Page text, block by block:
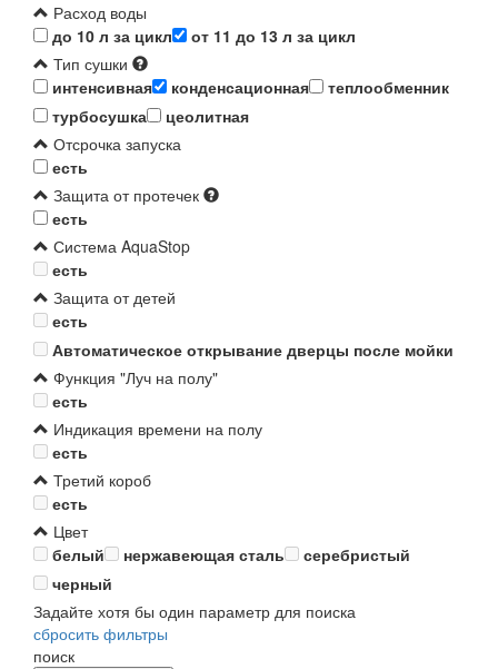
Расход воды
до 10 л за цикл
от 11 до 13 л за цикл
Тип сушки
интенсивная
конденсационная
теплообменник
турбосушка
цеолитная
Отсрочка запуска
есть
Защита от протечек
есть
Система AquaStop
есть
Защита от детей
есть
Автоматическое открывание дверцы после мойки
Функция "Луч на полу"
есть
Индикация времени на полу
есть
Третий короб
есть
Цвет
белый
нержавеющая сталь
серебристый
черный
Задайте хотя бы один параметр для поиска
сбросить фильтры
поиск